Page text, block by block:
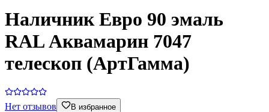
Наличник Евро 90 эмаль
RAL Аквамарин 7047
телескоп (АртГамма)
Нет отзывов В избранное